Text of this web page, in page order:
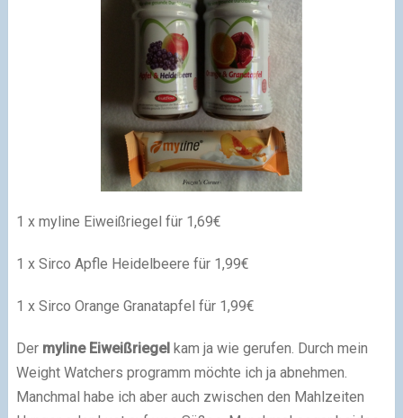
1 x myline Eiweißriegel für 1,69€
1 x Sirco Apfle Heidelbeere für 1,99€
1 x Sirco Orange Granatapfel für 1,99€
Der myline Eiweißriegelkam ja wie gerufen. Durch mein
Weight Watchers programm möchte ich ja abnehmen.
Manchmal habe ich aber auch zwischen den Mahlzeiten